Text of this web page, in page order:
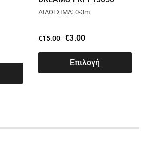
ΔΙΑΘΕΣΙΜΑ: 0-3m
€15.00 €3.00
Επιλογή